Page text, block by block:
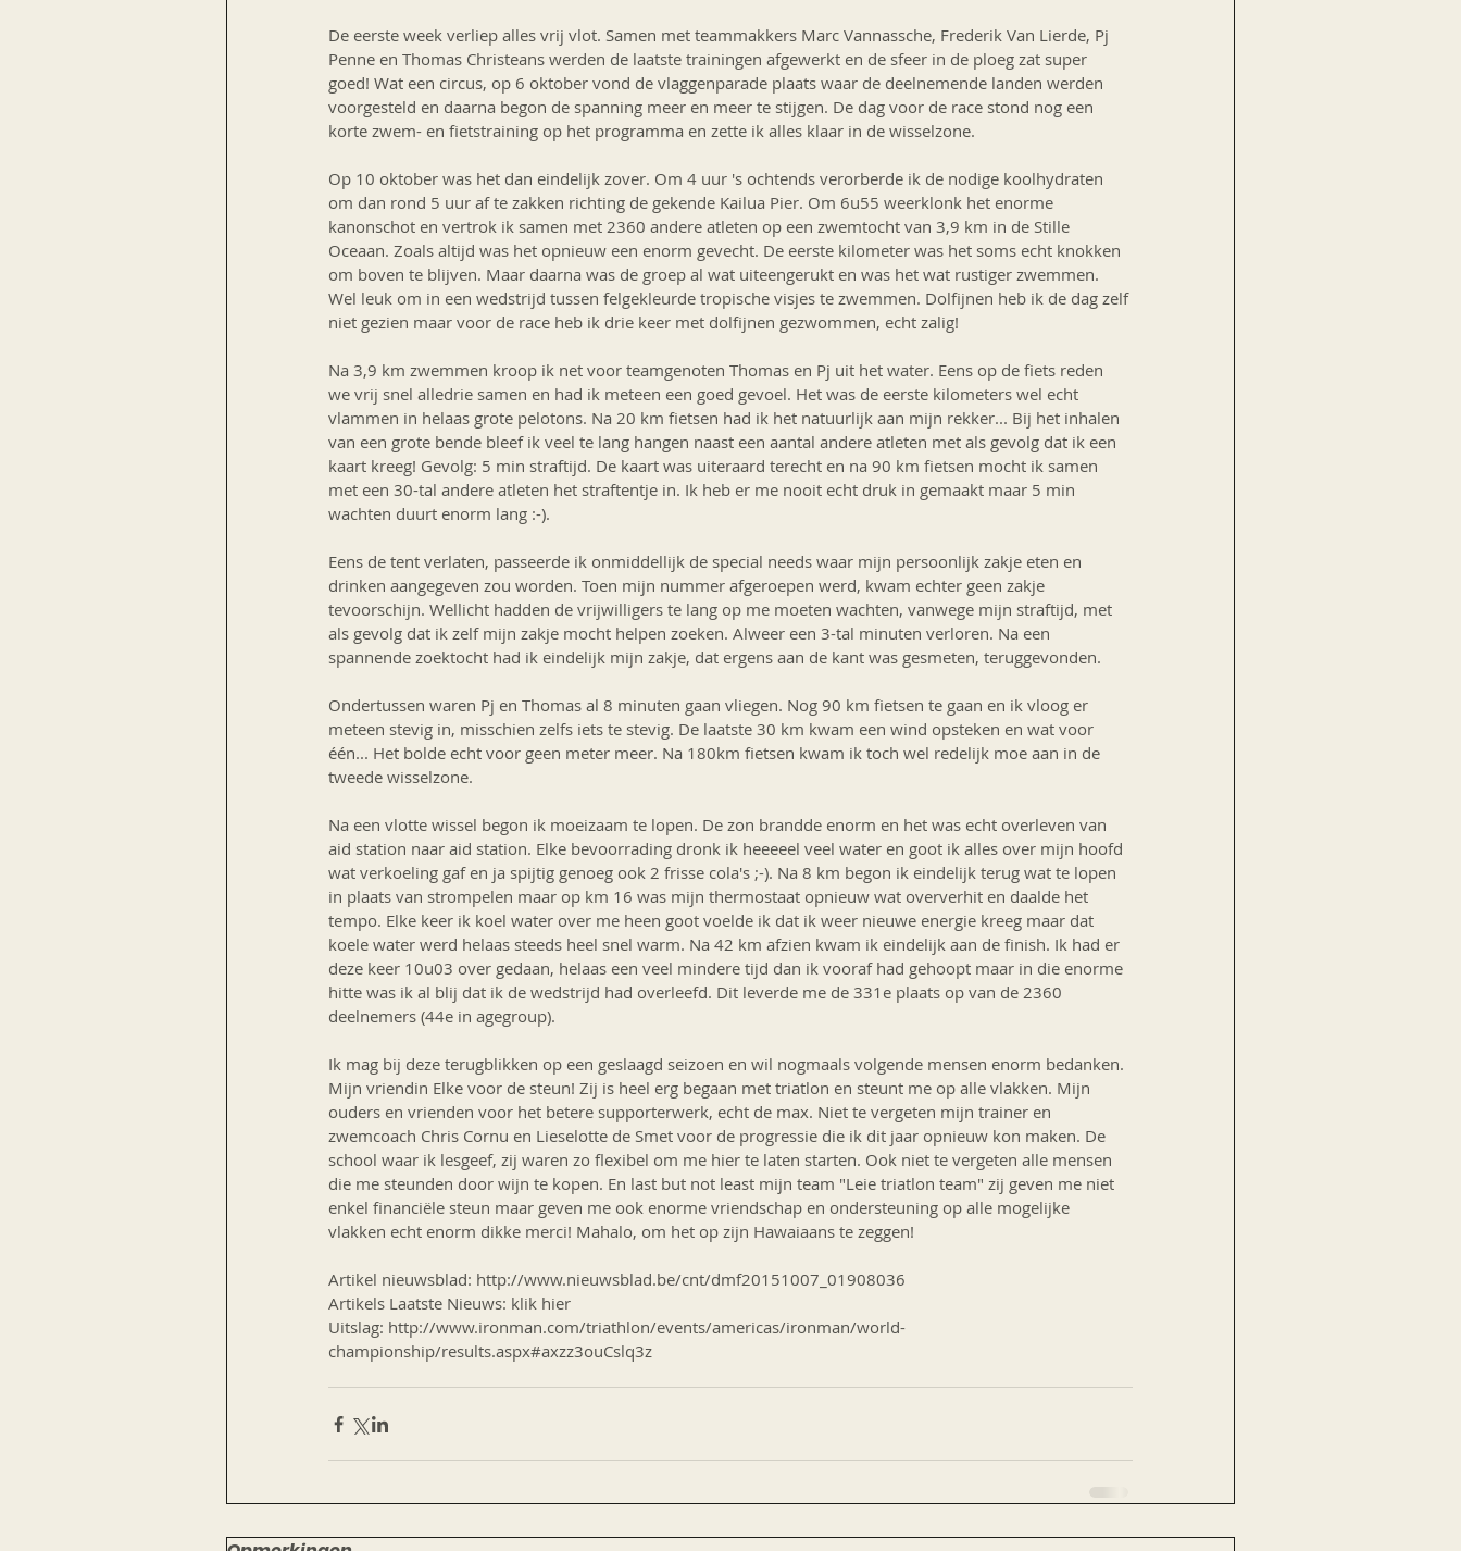
De eerste week verliep alles vrij vlot. Samen met teammakkers Marc Vannassche, Frederik Van Lierde, Pj
Penne en Thomas Christeans werden de laatste trainingen afgewerkt en de sfeer in de ploeg zat super
goed! Wat een circus, op 6 oktober vond de vlaggenparade plaats waar de deelnemende landen werden
voorgesteld en daarna begon de spanning meer en meer te stijgen. De dag voor de race stond nog een
korte zwem- en fietstraining op het programma en zette ik alles klaar in de wisselzone.
Op 10 oktober was het dan eindelijk zover. Om 4 uur 's ochtends verorberde ik de nodige koolhydraten
om dan rond 5 uur af te zakken richting de gekende Kailua Pier. Om 6u55 weerklonk het enorme
kanonschot en vertrok ik samen met 2360 andere atleten op een zwemtocht van 3,9 km in de Stille
Oceaan. Zoals altijd was het opnieuw een enorm gevecht. De eerste kilometer was het soms echt knokken
om boven te blijven. Maar daarna was de groep al wat uiteengerukt en was het wat rustiger zwemmen.
Wel leuk om in een wedstrijd tussen felgekleurde tropische visjes te zwemmen. Dolfijnen heb ik de dag zelf
niet gezien maar voor de race heb ik drie keer met dolfijnen gezwommen, echt zalig!
Na 3,9 km zwemmen kroop ik net voor teamgenoten Thomas en Pj uit het water. Eens op de fiets reden
we vrij snel alledrie samen en had ik meteen een goed gevoel. Het was de eerste kilometers wel echt
vlammen in helaas grote pelotons. Na 20 km fietsen had ik het natuurlijk aan mijn rekker... Bij het inhalen
van een grote bende bleef ik veel te lang hangen naast een aantal andere atleten met als gevolg dat ik een
kaart kreeg! Gevolg: 5 min straftijd. De kaart was uiteraard terecht en na 90 km fietsen mocht ik samen
met een 30-tal andere atleten het straftentje in. Ik heb er me nooit echt druk in gemaakt maar 5 min
wachten duurt enorm lang :-).
Eens de tent verlaten, passeerde ik onmiddellijk de special needs waar mijn persoonlijk zakje eten en
drinken aangegeven zou worden. Toen mijn nummer afgeroepen werd, kwam echter geen zakje
tevoorschijn. Wellicht hadden de vrijwilligers te lang op me moeten wachten, vanwege mijn straftijd, met
als gevolg dat ik zelf mijn zakje mocht helpen zoeken. Alweer een 3-tal minuten verloren. Na een
spannende zoektocht had ik eindelijk mijn zakje, dat ergens aan de kant was gesmeten, teruggevonden.
Ondertussen waren Pj en Thomas al 8 minuten gaan vliegen. Nog 90 km fietsen te gaan en ik vloog er
meteen stevig in, misschien zelfs iets te stevig. De laatste 30 km kwam een wind opsteken en wat voor
één... Het bolde echt voor geen meter meer. Na 180km fietsen kwam ik toch wel redelijk moe aan in de
tweede wisselzone.
Na een vlotte wissel begon ik moeizaam te lopen. De zon brandde enorm en het was echt overleven van
aid station naar aid station. Elke bevoorrading dronk ik heeeeel veel water en goot ik alles over mijn hoofd
wat verkoeling gaf en ja spijtig genoeg ook 2 frisse cola's ;-). Na 8 km begon ik eindelijk terug wat te lopen
in plaats van strompelen maar op km 16 was mijn thermostaat opnieuw wat oververhit en daalde het
tempo. Elke keer ik koel water over me heen goot voelde ik dat ik weer nieuwe energie kreeg maar dat
koele water werd helaas steeds heel snel warm. Na 42 km afzien kwam ik eindelijk aan de finish. Ik had er
deze keer 10u03 over gedaan, helaas een veel mindere tijd dan ik vooraf had gehoopt maar in die enorme
hitte was ik al blij dat ik de wedstrijd had overleefd. Dit leverde me de 331e plaats op van de 2360
deelnemers (44e in agegroup).
Ik mag bij deze terugblikken op een geslaagd seizoen en wil nogmaals volgende mensen enorm bedanken.
Mijn vriendin Elke voor de steun! Zij is heel erg begaan met triatlon en steunt me op alle vlakken. Mijn
ouders en vrienden voor het betere supporterwerk, echt de max. Niet te vergeten mijn trainer en
zwemcoach Chris Cornu en Lieselotte de Smet voor de progressie die ik dit jaar opnieuw kon maken. De
school waar ik lesgeef, zij waren zo flexibel om me hier te laten starten. Ook niet te vergeten alle mensen
die me steunden door wijn te kopen. En last but not least mijn team "Leie triatlon team" zij geven me niet
enkel financiële steun maar geven me ook enorme vriendschap en ondersteuning op alle mogelijke
vlakken echt enorm dikke merci! Mahalo, om het op zijn Hawaiaans te zeggen!
Artikel nieuwsblad: http://www.nieuwsblad.be/cnt/dmf20151007_01908036
Artikels Laatste Nieuws: klik hier
Uitslag: http://www.ironman.com/triathlon/events/americas/ironman/world-
championship/results.aspx#axzz3ouCslq3z